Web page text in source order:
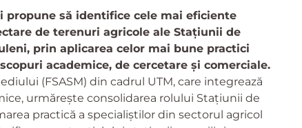
propune să identifice cele mai eficiente
de terenuri agricole ale Stațiunii de
prin aplicarea celor mai bune practici
academice, de cercetare și comerciale.
(FSASM) din cadrul UTM, care integrează
urmărește consolidarea rolului Stațiunii de
practică a specialiștilor din sectorul agricol